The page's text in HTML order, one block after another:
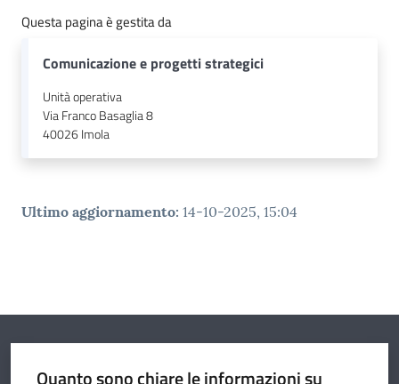
Questa pagina è gestita da
Comunicazione e progetti strategici
Unità operativa
Via Franco Basaglia 8
40026Imola
Ultimo aggiornamento: 14-10-2025, 15:04